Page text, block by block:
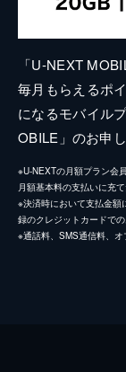
「U-NEXT
毎月もらえるポ
になるモバイル
OBILE」のお申
※U-NEXTの月額プラン会
月額基本料の支払いに充て
※決済時において支払金額
録のクレジットカードでの
※通話料、SMS通信料、オ